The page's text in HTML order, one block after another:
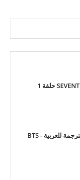
برنامج SEVENTEEN's One Fine Day حلقة 1
الحلقة 1 من بتس في الغابة مترجمة للعربية - BTS